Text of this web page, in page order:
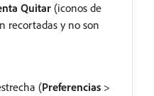
Quitar (iconos de
recortadas y no son
(Preferencias >